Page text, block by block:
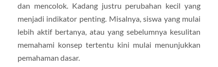
dan mencolok. Kadang justru perubahan kecil yang
menjadi indikator penting. Misalnya, siswa yang mulai
lebih aktif bertanya, atau yang sebelumnya kesulitan
memahami konsep tertentu kini mulai menunjukkan
pemahaman dasar.